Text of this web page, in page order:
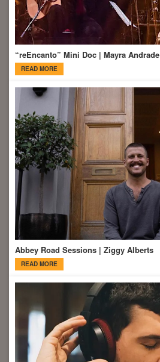
“reEncanto” Mini Doc | Mayra Andrade
READ MORE
Abbey Road Sessions | Ziggy Alberts
READ MORE